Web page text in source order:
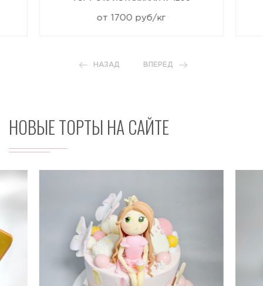
от 1700 руб/кг
НАЗАД ВПЕРЕД
НОВЫЕ ТОРТЫ НА САЙТЕ